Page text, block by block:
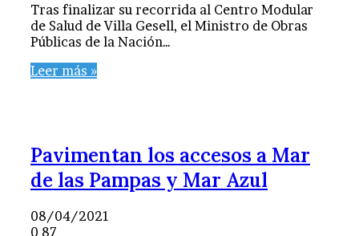
Tras finalizar su recorrida al Centro Modular
de Salud de Villa Gesell, el Ministro de Obras
Públicas de la Nación…
Leer más »
Pavimentan los accesos a Mar
de las Pampas y Mar Azul
08/04/2021
0 87